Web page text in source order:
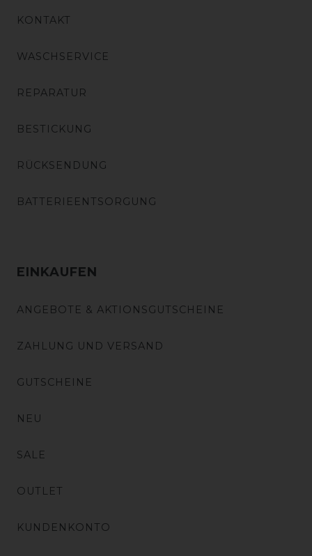
KONTAKT
WASCHSERVICE
REPARATUR
BESTICKUNG
RÜCKSENDUNG
BATTERIEENTSORGUNG
EINKAUFEN
ANGEBOTE & AKTIONSGUTSCHEINE
ZAHLUNG UND VERSAND
GUTSCHEINE
NEU
SALE
OUTLET
KUNDENKONTO